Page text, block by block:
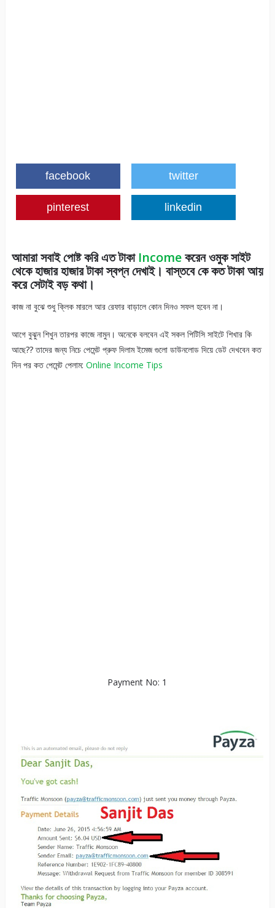
facebook twitter
pinterest linkedin
আমারা সবাই পোষ্ট করি এত টাকা Incomeকরেন ওমুক সাইট
থেকে হাজার হাজার টাকা স্বপ্ন দেখাই। বাস্তবে কে কত টাকা আয়
করে সেটাই বড় কথা।
কাজ না বুঝে শুধু ক্লিক মারলে আর রেফার বাড়ালে কোন দিনও সফল হবেন না।
আগে বুঝুন শিখুন তারপর কাজে নামুন। অনেকে বলবেন এই সকল পিটিসি সাইটে শিখার কি
আছে?? তাদের জন্য নিচে পেমেন্ট প্রুফ দিলাম ইমেজ গুলো ডাউনলোড দিয়ে ডেট দেখবেন কত
দিন পর কত পেমেন্ট পেলাম: Online Income Tips
Payment No: 1